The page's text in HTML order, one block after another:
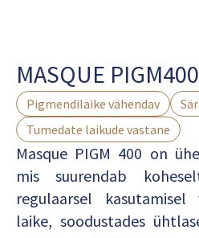
MASQUE PIGM400
Pigmendilaike vähendav
Tumedate laikude vastane
Masque PIGM 400 on
mis suurendab
regulaarsel
laike, soodustades